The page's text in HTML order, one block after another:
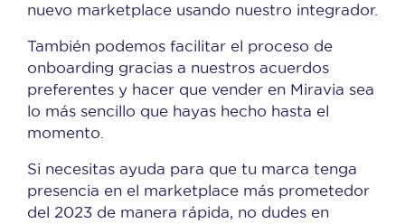
nuevo marketplace usando nuestro integrador.
También podemos facilitar el proceso de
onboarding gracias a nuestros acuerdos
preferentes y hacer que vender en Miravia sea
lo más sencillo que hayas hecho hasta el
momento.
Si necesitas ayuda para que tu marca tenga
presencia en el marketplace más prometedor
del 2023 de manera rápida, no dudes en